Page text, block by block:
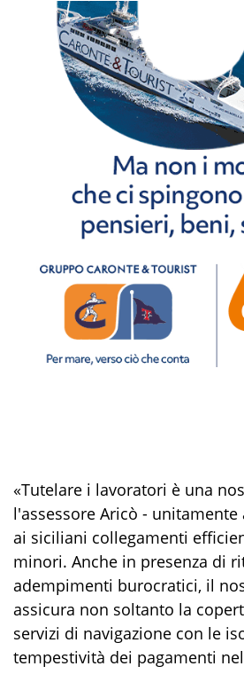
«Tutelare i lavoratori è una
l'assessore Aricò -
ai siciliani collegamenti
minori. Anche in presenza di
adempimenti burocratici, il
assicura non soltanto la
servizi di navigazione con le
tempestività dei pagamenti